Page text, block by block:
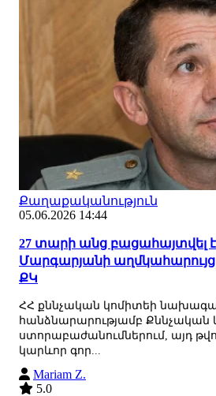
Քաղաքականություն
05.06.2026 14:44
27 տարի անց բացահայտվել է
Մարգարյանի աղմկահարույց
ՔԿ
ՀՀ քննչական կոմիտեի
հանձնարարությամբ Քննչական
ստորաբաժանումներում, այդ
կարևոր գոր...
Mariam Z.
5.0